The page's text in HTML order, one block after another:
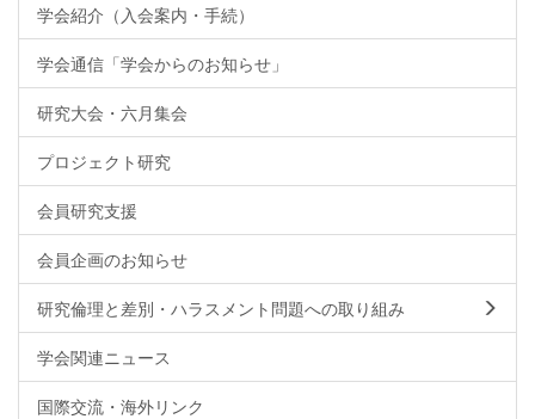
学会紹介（入会案内・手続）
学会通信「学会からのお知らせ」
研究大会・六月集会
プロジェクト研究
会員研究支援
会員企画のお知らせ
研究倫理と差別・ハラスメント問題への取り組み
学会関連ニュース
国際交流・海外リンク